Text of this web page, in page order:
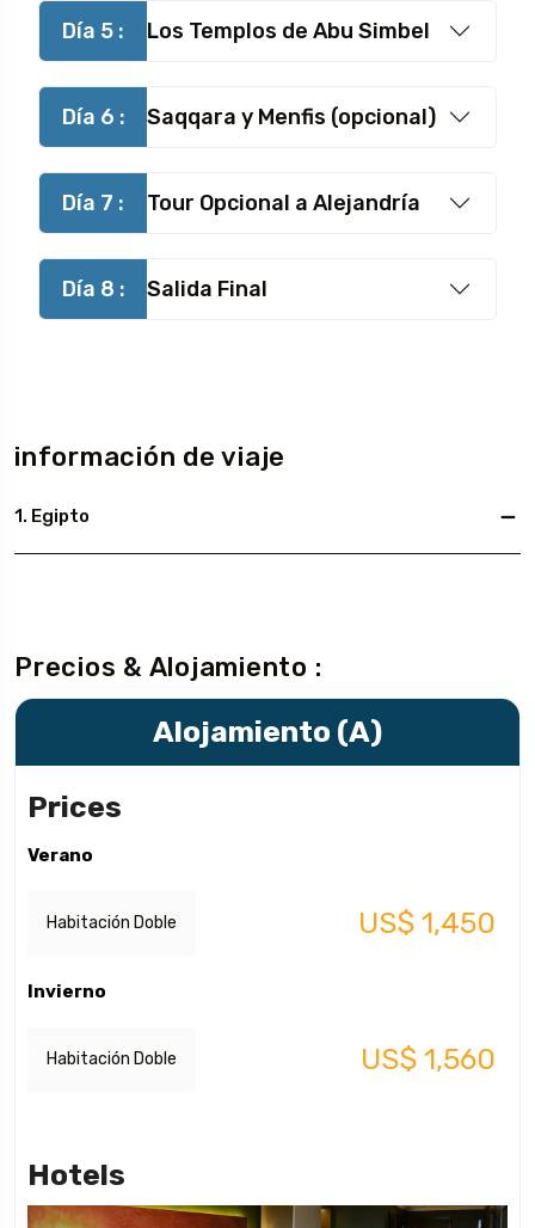
Día 5 : Los Templos de Abu Simbel
Día 6 : Saqqara y Menfis (opcional)
Día 7 : Tour Opcional a Alejandría
Día 8 : Salida Final
información de viaje
1. Egipto
Precios & Alojamiento :
Alojamiento (A)
Prices
Verano
Habitación Doble US$ 1,450
Invierno
Habitación Doble US$ 1,560
Hotels